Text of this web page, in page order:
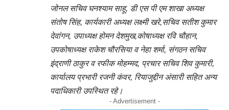
जोनल सचिव घनश्याम साहू, डी एस पी एम शाखा अध्यक्ष
संतोष सिंह, कार्यकारी अध्यक्ष लक्ष्मी खरे,सचिव सतीश कुमार
देवांगन, उपाध्यक्ष होमन देशमुख,कोषाध्यक्ष रवि चौहान,
उपकोषाध्यक्ष राकेश चौरसिया व नेहा शर्मा, संगठन सचिव
इंद्राणी ठाकुर व रफीक मोहम्मद, प्रचार सचिव शिव कुमारी,
कार्यालय प्रभारी रजनी कंवर, रियाजुद्दीन अंसारी सहित अन्य
पदाधिकारी उपस्थित रहे।
- Advertisement -